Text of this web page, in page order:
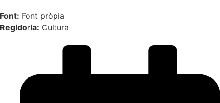
Font: Font pròpia
Regidoria: Cultura